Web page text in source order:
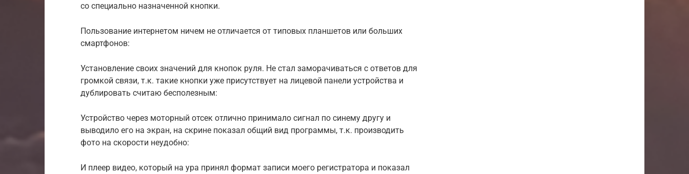
со специально назначенной кнопки.
Пользование интернетом ничем не отличается от типовых планшетов или больших
смартфонов:
Установление своих значений для кнопок руля. Не стал заморачиваться с ответов для
громкой связи, т.к. такие кнопки уже присутствует на лицевой панели устройства и
дублировать считаю бесполезным:
Устройство через моторный отсек отлично принимало сигнал по синему другу и
выводило его на экран, на скрине показал общий вид программы, т.к. производить
фото на скорости неудобно:
И плеер видео, который на ура принял формат записи моего регистратора и показал